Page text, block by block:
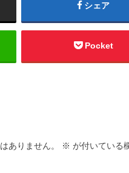
シェア
Pocket
ありません。 ※ が付いている